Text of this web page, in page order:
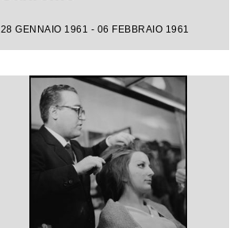
28 GENNAIO 1961 - 06 FEBBRAIO 1961